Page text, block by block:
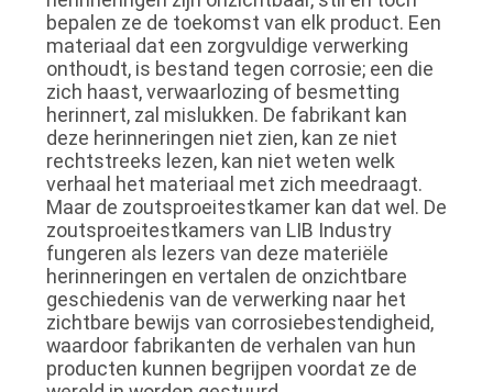
bepalen ze de toekomst van elk product. Een
materiaal dat een zorgvuldige verwerking
onthoudt, is bestand tegen corrosie; een die
zich haast, verwaarlozing of besmetting
herinnert, zal mislukken. De fabrikant kan
deze herinneringen niet zien, kan ze niet
rechtstreeks lezen, kan niet weten welk
verhaal het materiaal met zich meedraagt.
Maar de zoutsproeitestkamer kan dat wel. De
zoutsproeitestkamers van LIB Industry
fungeren als lezers van deze materiële
herinneringen en vertalen de onzichtbare
geschiedenis van de verwerking naar het
zichtbare bewijs van corrosiebestendigheid,
waardoor fabrikanten de verhalen van hun
producten kunnen begrijpen voordat ze de